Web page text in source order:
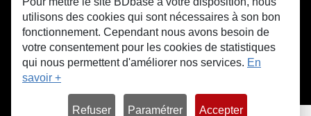
CGU FAQ Contact Cookies
utilisons des cookies qui sont nécessaires à son bon
fonctionnement. Cependant nous avons besoin de
votre consentement pour les cookies de statistiques
qui nous permettent d'améliorer nos services. En
savoir +
Refuser Paramétrer Accepter